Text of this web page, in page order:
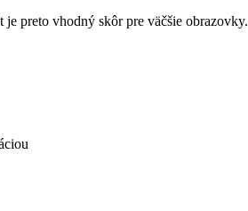
preto vhodný skôr pre väčšie obrazovky.